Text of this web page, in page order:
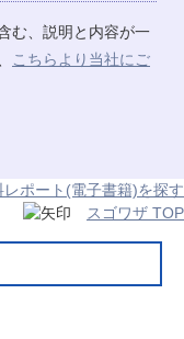
む、説明と内容が一
こちらより当社にご
ポート(電子書籍)を探す
スゴワザ TOP